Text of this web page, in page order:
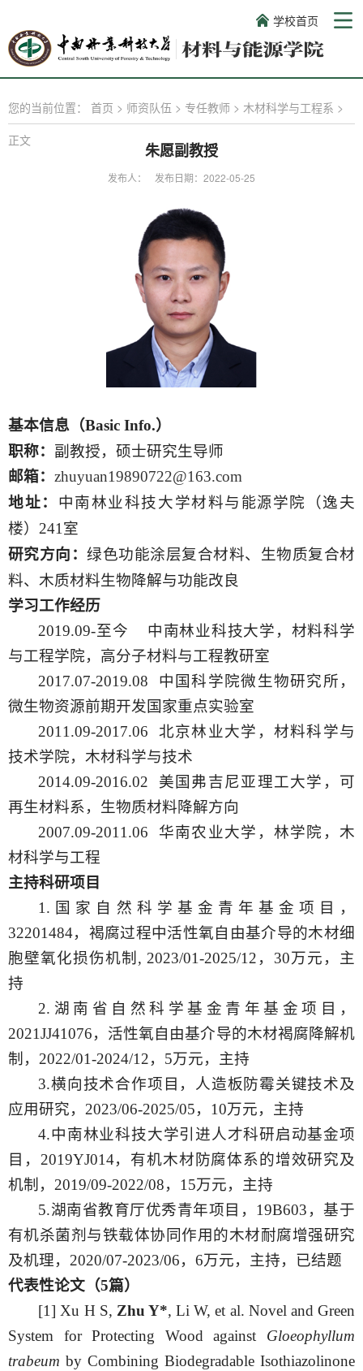
学校首页
您的当前位置： 首页 > 师资队伍 > 专任教师 > 木材科学与工程系 >
正文
朱愿副教授
发布人： 发布日期：2022-05-25
基本信息 （Basic Info.）
职称： 副教授，硕士研究生导师
邮箱： zhuyuan19890722@163.com
地址： 中南林业科技大学材料与 能源学院（逸夫
楼） 241室
研究方向：绿色功能涂层复合材料、生物质复合材
料、木质材料生物降解与功能改良
学习工作经历
2019.09-至今 中南林业科技大学，材料科学
与工程学院，高分子材料与工程教研室
2017.07-2019.08 中国科学院微生物研究所，
微生物资源前期开发国家重点实验室
2011.09-2017.06 北京林业大学，材料科学与
技术学院，木材科学与技术
2014.09-2016.02 美国弗吉尼亚理工大学，可
再生材料系，生物质材料降解方向
2007.09-2011.06 华南农业大学，林学院，木
材科学与工程
主持科研项目
1.国家自然科学基金青年基金项目，
32201484，褐腐过程中活性氧自由基介导的木材细
胞壁氧化损伤机制, 2023/01-2025/12，30万元，主
持
2.湖南省自然科学基金青年基金项目，
2021JJ41076，活性氧自由基介导的木材褐腐降解机
制，2022/01-2024/12，5万元，主持
3.横向技术合作项目，人造板防霉关键技术及
应用研究，2023/06-2025/05，10万元，主持
4.中南林业科技大学引进人才科研启动基金项
目，2019YJ014，有机木材防腐体系的增效研究及
机制，2019/09-2022/08，15万元，主持
5.湖南省教育厅优秀青年项目，19B603，基于
有机杀菌剂与铁载体协同作用的木材耐腐增强研究
及机理，2020/07-2023/06，6万元，主持，已结题
代表性论文（5篇）
[1] Xu H S, Zhu Y*, Li W, et al. Novel and Green
System for Protecting Wood against Gloeophyllum
trabeum by Combining Biodegradable Isothiazolinone